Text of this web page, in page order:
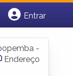
Entrar
-
Endereço